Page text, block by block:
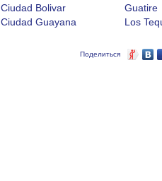
Ciudad Bolivar
Ciudad Guayana
Guatire
Los
Поделиться